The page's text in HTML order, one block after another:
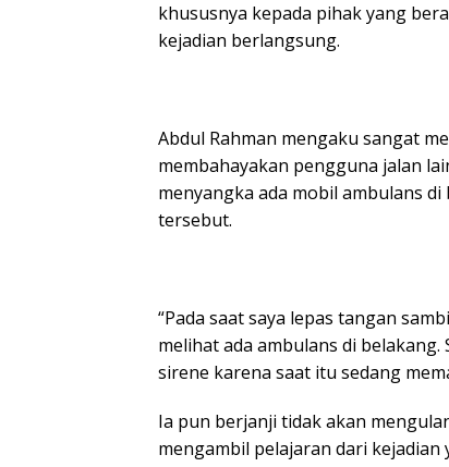
khususnya kepada pihak yang
kejadian berlangsung.
Abdul Rahman mengaku sangat
membahayakan pengguna jalan
menyangka ada mobil ambulans
tersebut.
“Pada saat saya lepas tangan
melihat ada ambulans di
sirene karena saat itu sedang
Ia pun berjanji tidak akan
mengambil pelajaran dari kejadian